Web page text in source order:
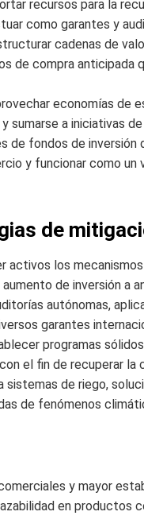
recursos para la
como garantes y
cadenas de
compra anticipada
economías de
sumarse a iniciativas
de fondos de
y funcionar como un
de
activos los
de inversión a
autónomas,
garantes
programas
el fin de recuperar la
sistemas de riego,
de fenómenos
y mayor
en productos